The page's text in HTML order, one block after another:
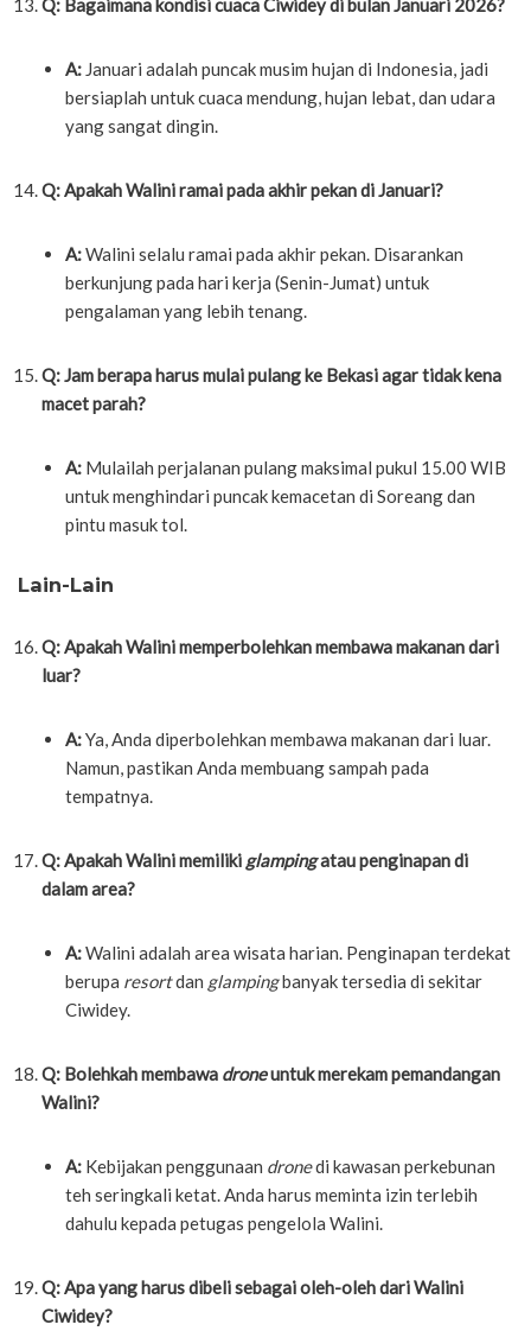
Q: Bagaimana kondisi cuaca Ciwidey di bulan Januari 2026?
A: Januari adalah puncak musim hujan di Indonesia, jadi
bersiaplah untuk cuaca mendung, hujan lebat, dan udara
yang sangat dingin.
Q: Apakah Walini ramai pada akhir pekan di Januari?
A:Walini selalu ramai pada akhir pekan. Disarankan
berkunjung pada hari kerja (Senin-Jumat) untuk
pengalaman yang lebih tenang.
Q: Jam berapa harus mulai pulang ke Bekasi agar tidak kena
macet parah?
A: Mulailah perjalanan pulang maksimal pukul 15.00 WIB
untuk menghindari puncak kemacetan di Soreang dan
pintu masuk tol.
Lain-Lain
Q: Apakah Walini memperbolehkan membawa makanan dari
luar?
A:Ya, Anda diperbolehkan membawa makanan dari luar.
Namun, pastikan Anda membuang sampah pada
tempatnya.
Q: Apakah Walini memiliki glampingatau penginapan di
dalam area?
A:Walini adalah area wisata harian. Penginapan terdekat
berupa resortdan glampingbanyak tersedia di sekitar
Ciwidey.
Q: Bolehkah membawa droneuntuk merekam pemandangan
Walini?
A: Kebijakan penggunaan dronedi kawasan perkebunan
teh seringkali ketat. Anda harus meminta izin terlebih
dahulu kepada petugas pengelola Walini.
Q: Apa yang harus dibeli sebagai oleh-oleh dari Walini
Ciwidey?